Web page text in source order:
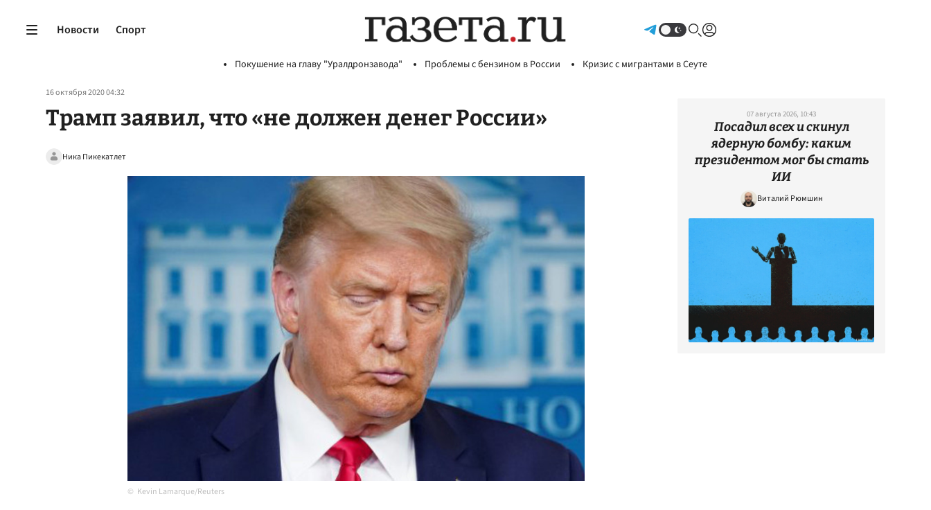
Новости Спорт
Покушение на главу "Уралдронзавода" Проблемы с бензином в России Кризис с мигрантами в Сеуте
16 октября 2020 04:32
Трамп заявил, что «не должен денег России»
Ника Пикекатлет
Kevin Lamarque/Reuters
07 августа 2026, 10:43
Посадил всех и скинул
ядерную бомбу: каким
президентом мог бы стать
ИИ
Виталий Рюмшин